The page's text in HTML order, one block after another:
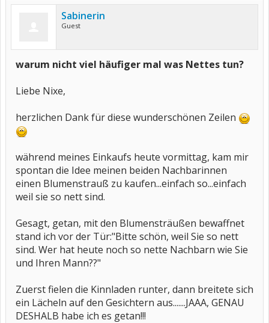
Sabinerin
Guest
warum nicht viel häufiger mal was Nettes tun?
Liebe Nixe,
herzlichen Dank für diese wunderschönen Zeilen
während meines Einkaufs heute vormittag, kam mir
spontan die Idee meinen beiden Nachbarinnen
einen Blumenstrauß zu kaufen...einfach so...einfach
weil sie so nett sind.
Gesagt, getan, mit den Blumensträußen bewaffnet
stand ich vor der Tür:"Bitte schön, weil Sie so nett
sind. Wer hat heute noch so nette Nachbarn wie Sie
und Ihren Mann??"
Zuerst fielen die Kinnladen runter, dann breitete sich
ein Lächeln auf den Gesichtern aus.......JAAA, GENAU
DESHALB habe ich es getan!!!